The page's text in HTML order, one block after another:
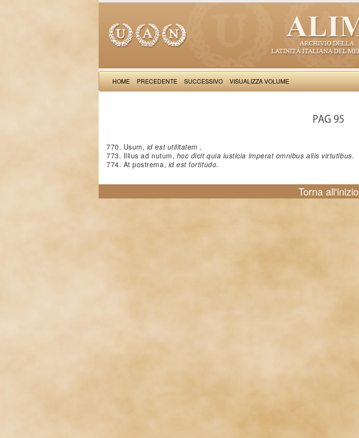
HOME PRECEDENTE SUCCESSIVO VISUALIZZA VOLUME
PAG 95
770. Usum, id est utilitatem .
773. Illius ad nutum, hoc dicit quia iusticia imperat omnibus aliis virtutibus.
774. At postrema, id est fortitudo.
Torna all'inizio